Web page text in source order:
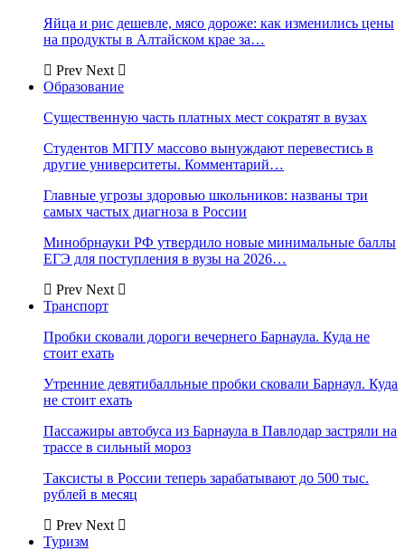
Яйца и рис дешевле, мясо дороже: как изменились цены
на продукты в Алтайском крае за…
Prev Next
Образование
Существенную часть платных мест сократят в вузах
Студентов МГПУ массово вынуждают перевестись в
другие университеты. Комментарий…
Главные угрозы здоровью школьников: названы три
самых частых диагноза в России
Минобрнауки РФ утвердило новые минимальные баллы
ЕГЭ для поступления в вузы на 2026…
Prev Next
Транспорт
Пробки сковали дороги вечернего Барнаула. Куда не
стоит ехать
Утренние девятибалльные пробки сковали Барнаул. Куда
не стоит ехать
Пассажиры автобуса из Барнаула в Павлодар застряли на
трассе в сильный мороз
Таксисты в России теперь зарабатывают до 500 тыс.
рублей в месяц
Prev Next
Туризм